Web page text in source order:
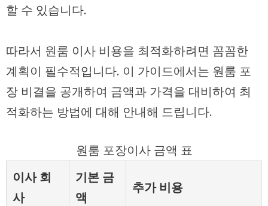
할 수 있습니다.
따라서 원룸 이사 비용을 최적화하려면 꼼꼼한
계획이 필수적입니다. 이 가이드에서는 원룸 포
장 비결을 공개하여 금액과 가격을 대비하여 최
적화하는 방법에 대해 안내해 드립니다.
원룸 포장이사 금액 표
이사 회
사
기본 금
액
추가 비용